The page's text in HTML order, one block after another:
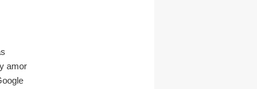
amor